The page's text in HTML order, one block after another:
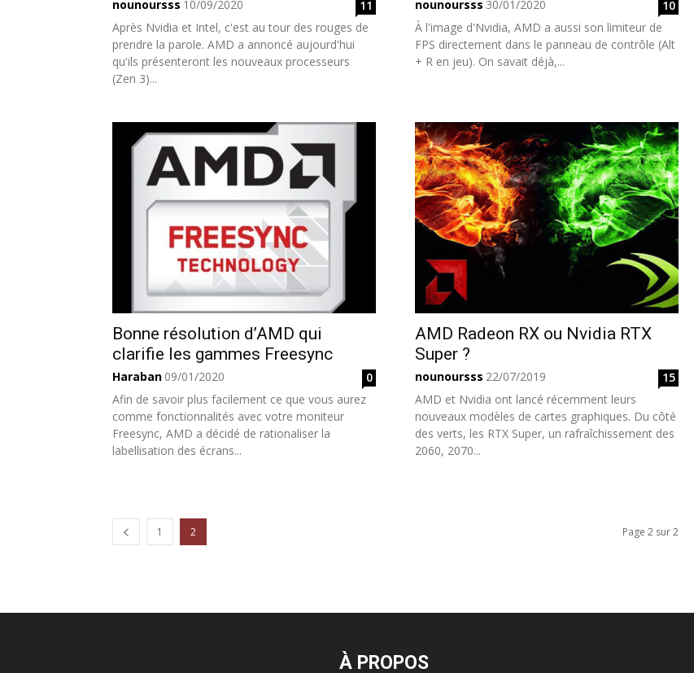
nounoursss 10/09/2020
11
Après Nvidia et Intel, c'est au tour des rouges de
prendre la parole. AMD a annoncé aujourd'hui
qu'ils présenteront les nouveaux processeurs
(Zen 3)...
nounoursss 30/01/2020
10
À l'image d'Nvidia, AMD a aussi son limiteur de
FPS directement dans le panneau de contrôle (Alt
+ R en jeu). On savait déjà,...
Bonne résolution d’AMD qui
clarifie les gammes Freesync
Haraban 09/01/2020
0
Afin de savoir plus facilement ce que vous aurez
comme fonctionnalités avec votre moniteur
Freesync, AMD a décidé de rationaliser la
labellisation des écrans...
AMD Radeon RX ou Nvidia RTX
Super ?
nounoursss 22/07/2019
15
AMD et Nvidia ont lancé récemment leurs
nouveaux modèles de cartes graphiques. Du côté
des verts, les RTX Super, un rafraîchissement des
2060, 2070...
1 2 Page 2 sur 2
À PROPOS